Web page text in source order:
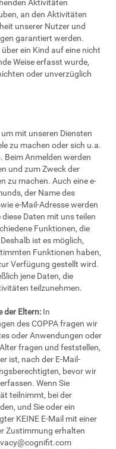
Aktivitäten
an den Aktivitäten
unserer Nutzer und
garantiert werden.
ein Kind auf eine nicht
Weise erfasst wurde,
oder unverzüglich
mit unseren Diensten
zu machen oder sich u.a.
Beim Anmelden werden
und zum Zweck der
zu machen. Auch eine e-
der Name des
e-Mail-Adresse werden
Daten mit uns teilen
Funktionen, die
ist es möglich,
Funktionen haben,
Verfügung gestellt wird.
jene Daten, die
teilzunehmen.
der Eltern: In
des COPPA fragen wir
oder Anwendungen oder
fragen und feststellen,
ist, nach der E-Mail-
bevor wir
Wenn Sie
teilnimmt, bei der
und Sie oder ein
KEINE E-Mail mit einer
Zustimmung erhalten